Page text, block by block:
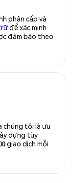
phân cấp và
để xác minh
đảm bảo theo
chúng tôi là ưu
dựng tùy
giao dịch mỗi